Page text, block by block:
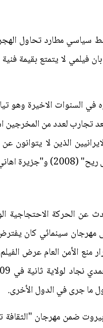
امراة محامية زوجها ناشط سياسي
فيلمي لا يتمتع بقيمة
في السنوات الاخيرة وهو
لعدد من المخرجين
الايرانيين الذين لا
عن الحركة الاحتجاجية
بحسب ما ذكر القيمون على
الأمن العام عرض الفيلم
ما جرى في الدول الأخرى.
ضمن مهرجان "الثقافة